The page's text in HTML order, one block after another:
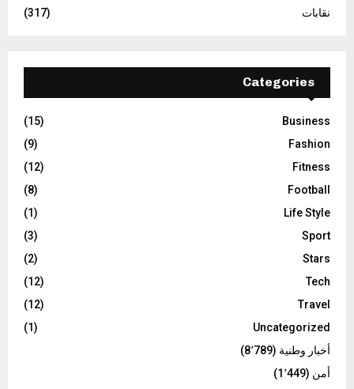
نقابات
(317)
Categories
Business
(15)
Fashion
(9)
Fitness
(12)
Football
(8)
Life Style
(1)
Sport
(3)
Stars
(2)
Tech
(12)
Travel
(12)
Uncategorized
(1)
أخبار وطنية (8٬789)
أمن (1٬449)